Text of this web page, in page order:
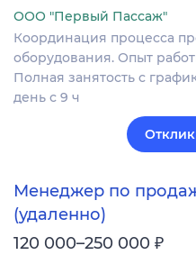
ООО "Первый Пассаж"
Координация процесса
оборудования. Опыт
Полная занятость с
день с 9 ч
Менеджер по
(удаленно)
120 000–250 000 ₽